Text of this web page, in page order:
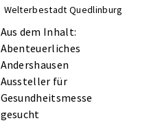
Welterbestadt Quedlinburg
Aus dem Inhalt:
Abenteuerliches
Andershausen
Aussteller für
Gesundheitsmesse
gesucht